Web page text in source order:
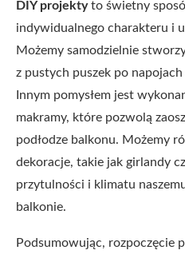
DIY projektyto świetny
indywidualnego charakteru i
Możemy samodzielnie
z pustych puszek po
Innym pomysłem jest
makramy, które pozwolą
podłodze balkonu. Możemy
dekoracje, takie jak girlandy
przytulności i klimatu
balkonie.
Podsumowując, rozpoczęcie